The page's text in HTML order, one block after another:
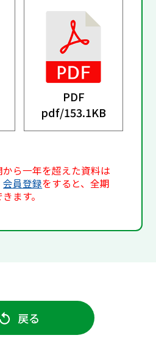
PDF
pdf/153.1KB
ら一年を超えた資料は
会員登録をすると、全期
ます。
戻る